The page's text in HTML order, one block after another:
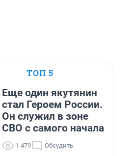
ТОП 5
Еще один якутянин
стал Героем России.
Он служил в зоне
СВО с самого начала
1 479 Обсудить